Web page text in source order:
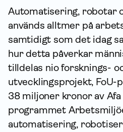
Automatisering, robotar
används alltmer på
samtidigt som det idag
hur detta påverkar
tilldelas nio forsknings-
utvecklingsprojekt, FoU-
38 miljoner kronor av
programmet
automatisering,